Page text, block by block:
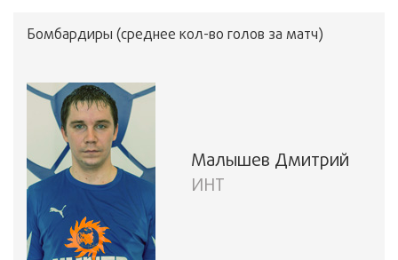
6
Салимгареев Ленар ТКБ
Бомбардиры (среднее кол-во голов за матч)
Малышев Дмитрий
ИНТ